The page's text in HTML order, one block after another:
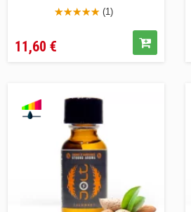
(1)
11,60 €